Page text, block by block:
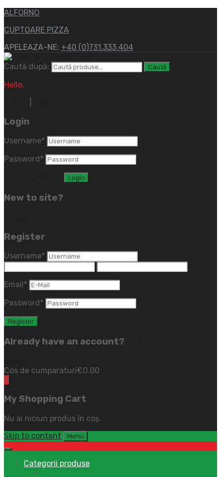
ALFORNO
CUPTOARE PIZZA
APELEAZA-NE: +40 (0)731.333.404
Caută după: Caută
Hello.
Login
Username*
Password *
New to site?
Register
Username*
Email *
Password *
Already have an account?
Cos de cumparaturi€0.00
0
My Shopping Cart
Nu ai niciun produs în coș.
Skip to content
Menu
Categorii produse